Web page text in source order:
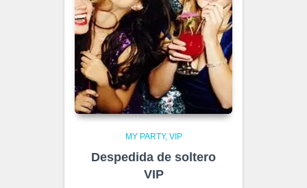
MY PARTY VIP
Despedida de soltero
VIP